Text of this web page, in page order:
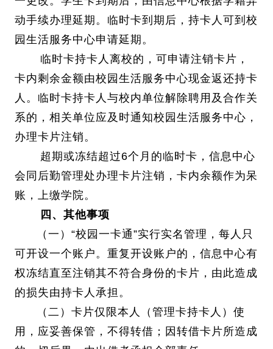
动手续办理延期。临时卡到期后，持卡人可到校
园生活服务中心申请延期。
临时卡持卡人离校的，可申请注销卡片，
卡内剩余金额由校园生活服务中心现金返还持卡
人。临时卡持卡人与校内单位解除聘用及合作关
系的，相关单位应及时通知校园生活服务中心，
办理卡片注销。
超期或冻结超过6个月的临时卡，信息中心
会同后勤管理处办理卡片注销，卡内余额作为呆
账，上缴学院。
四、其他事项
（一）“校园一卡通”实行实名管理，每人只
可开设一个账户。重复开设账户的，信息中心有
权冻结直至注销其不符合身份的卡片，由此造成
的损失由持卡人承担。
（二）卡片仅限本人（管理卡持卡人）使
用，应妥善保管，不得转借；因转借卡片所造成